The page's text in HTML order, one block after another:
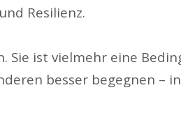
Resilienz.
ist vielmehr eine
besser begegnen –